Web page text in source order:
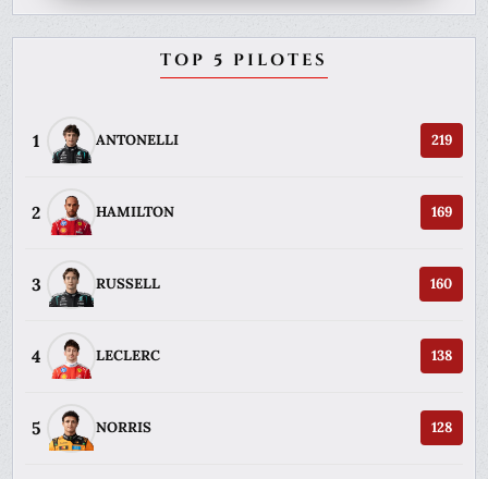
TOP 5 PILOTES
1 ANTONELLI 219
2 HAMILTON 169
3 RUSSELL 160
4 LECLERC 138
5 NORRIS 128